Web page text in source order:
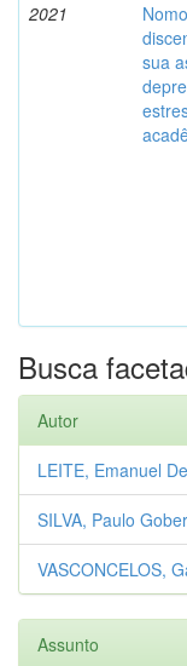
2021
sua
Busca
Autor
LEITE, Emanuel
SILVA, Paulo
VASCONCELOS,
Assunto